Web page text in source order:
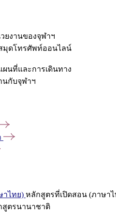
ยงานของจุฬาฯ
มุดโทรศัพท์ออนไลน์
ผนที่และการเดินทาง
นกับจุฬาฯ
าไทย) หลักสูตรที่เปิดสอน (ภาษาไ
สูตรนานาชาติ